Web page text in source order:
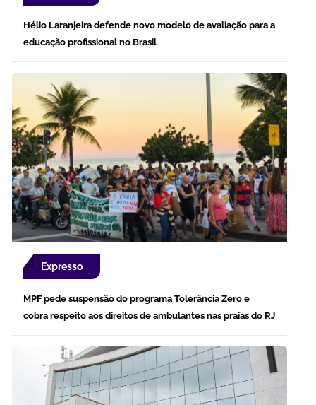
Hélio Laranjeira defende novo modelo de avaliação para a
educação profissional no Brasil
Expresso
MPF pede suspensão do programa Tolerância Zero e
cobra respeito aos direitos de ambulantes nas praias do RJ